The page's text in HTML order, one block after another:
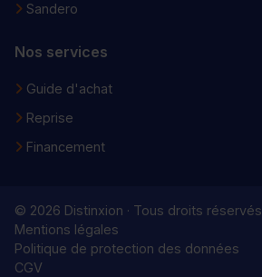
Sandero
Nos services
Guide d'achat
Reprise
Financement
© 2026 Distinxion · Tous droits réservés
Mentions légales
Politique de protection des données
CGV